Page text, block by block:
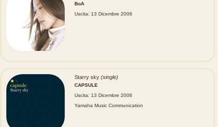
BoA
Uscita: 13 Dicembre 2006
Starry sky (single)
CAPSULE
Uscita: 13 Dicembre 2006
Yamaha Music Communication